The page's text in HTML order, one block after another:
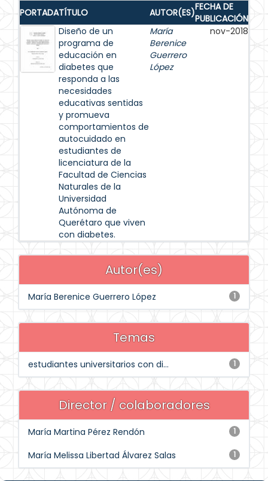
PORTADATÍTULO AUTOR(ES)FECHA DE
PUBLICACIÓN
Diseño de un
programa de
educación en
diabetes que
responda a las
necesidades
educativas sentidas
y promueva
comportamientos de
autocuidado en
estudiantes de
licenciatura de la
Facultad de Ciencias
Naturales de la
Universidad
Autónoma de
Querétaro que viven
con diabetes.
María
Berenice
Guerrero
López
nov-2018
Autor(es)
1
María Berenice Guerrero López
Temas
1
estudiantes universitarios con di...
Director / colaboradores
1
María Martina Pérez Rendón
1
María Melissa Libertad Álvarez Salas